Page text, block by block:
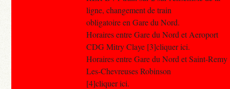
ligne, changement de train
obligatoire en Gare du Nord.
Horaires entre Gare du Nord et Aeroport
CDG Mitry Claye [3]cliquer ici.
Horaires entre Gare du Nord et Saint-Remy
Les-Chevreuses Robinson
[4]cliquer ici.